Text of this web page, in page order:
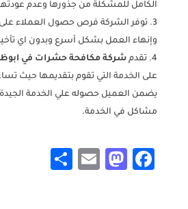
الكامل للمشكلة من جذورها وعدم
توفر الشركة فرص حصول العملاء
وإنهاء العمل بشكل أسرع وبدون اي
تقدم شركة مكافحة حشرات في
على الخدمة التي تقوم بتقديمها حيث
يضمن العميل حصوله علي الخدمة
مشاكل في الخدمة.
Facebook
Mastodon
Email